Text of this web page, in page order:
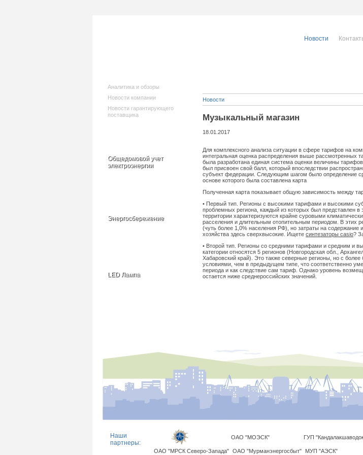
Новости
Аналитика и обзоры
Новости компании
Новости гарантирующего
поставщика
Общедомовой учет
электроэнергии
Энергосбережение
LED Лампа
Новости
Музыкальный магазин
18.01.2017
Для комплексного анализа ситуации в сфере тарифов на
интегральная оценка распределения выше рассмотренных
была разработана единая система оценки величины
был присвоен свой балл, который впоследствии
субъект федерации. Следующим шагом было определение
основе которого была составлена карта
Полученная карта показывает общую зависимость между
• Первый тип. Регионы с высокими тарифами и высокими
проблемных региона, каждый из которых был представлен в
территории характеризуются крайне суровыми
расселения и длительным отопительным периодом. В этих
(чуть более 1,0% населения РФ), но затраты на содержание
хозяйства здесь сверхвысокие. Ищете синтезаторы casio?
• Второй тип. Регионы со средними тарифами и средним и
категории относятся 5 регионов (Новгородская обл.,
Хабаровский край). Это также северные регионы, но с
условиями, чем в предыдущем типе, что соответственно
периода и как следствие сам тариф. Однако уровень
остается ниже среднероссийских значений.
Наши
партнеры:
ОАО "МОЭСК" ГУП
ОАО "МРСК Северо-Запада" ОАО "Мурманэнергосбыт" МУП "АЭСК"